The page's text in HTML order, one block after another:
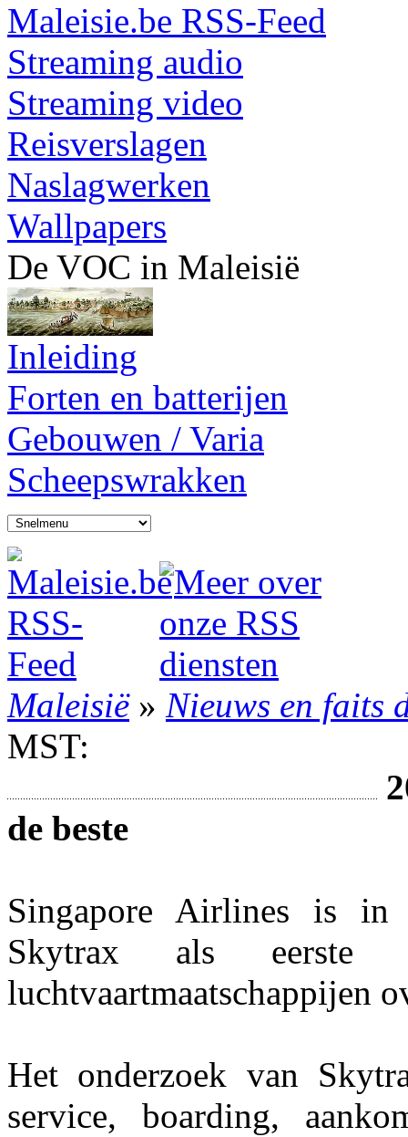
Maleisie.be RSS-Feed
Streaming audio
Streaming video
Reisverslagen
Naslagwerken
Wallpapers
De VOC in Maleisië
Inleiding
Forten en batterijen
Gebouwen / Varia
Scheepswrakken
Maleisië» Nieuws en faits
MST:
de beste
Singapore Airlines is in
Skytrax als eerste
luchtvaartmaatschappijen
Het onderzoek van
service, boarding,